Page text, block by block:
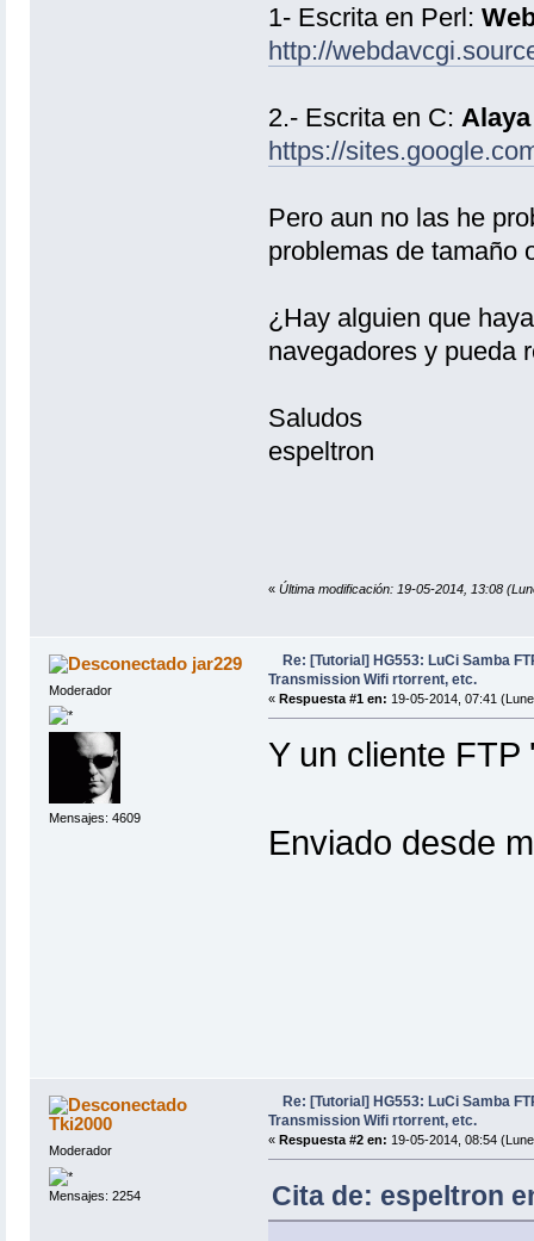
1- Escrita en Perl:
http://
2.- Escrita en C: Alaya
https://
Pero aun no las he
problemas de tamaño
¿Hay alguien que
navegadores y pueda
Saludos
espeltron
« Última modificación: 19-05-2014, 13:08
jar229
Moderador
Mensajes: 4609
Re: [Tutorial] HG553: LuCi Samba
Transmission Wifi rtorrent, etc.
« Respuesta #1 en: 19-05-2014, 07:41
Y un cliente
Enviado desde
Tki2000
Moderador
Mensajes: 2254
Re: [Tutorial] HG553: LuCi Samba
Transmission Wifi rtorrent, etc.
« Respuesta #2 en: 19-05-2014, 08:54
Cita de: espeltron